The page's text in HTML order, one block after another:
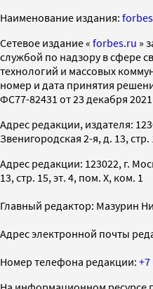
Наименование издания:
Cетевое издание « forbes.ru »
службой по надзору в сфере
технологий и массовых
номер и дата принятия
ФС77-82431 от 23 декабря 2021
Адрес редакции, издателя:
Звенигородская 2-я, д. 13, стр.
Адрес редакции: 123022, г.
13, стр. 15, эт. 4, пом. X, ком. 1
Главный редактор: Мазурин
Адрес электронной почты
Номер телефона редакции: +7